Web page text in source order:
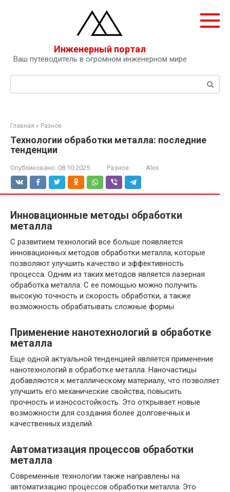
Инженерный портал
Ваш путеводитель в огромном инженерном мире
Поиск:
Главная » Разное
Технологии обработки металла: последние
тенденции
Опубликовано: 08.10.2025 Разное Alex
Инновационные методы обработки
металла
С развитием технологий все больше появляется
инновационных методов обработки металла, которые
позволяют улучшить качество и эффективность
процесса. Одним из таких методов является лазерная
обработка металла. С ее помощью можно получить
высокую точность и скорость обработки, а также
возможность обрабатывать сложные формы.
Применение нанотехнологий в обработке
металла
Еще одной актуальной тенденцией является применение
нанотехнологий в обработке металла. Наночастицы
добавляются к металлическому материалу, что позволяет
улучшить его механические свойства, повысить
прочность и износостойкость. Это открывает новые
возможности для создания более долговечных и
качественных изделий.
Автоматизация процессов обработки
металла
Современные технологии также направлены на
автоматизацию процессов обработки металла. Это